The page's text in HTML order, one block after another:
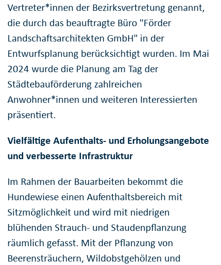
Vertreter*innen der Bezirksvertretung genannt,
die durch das beauftragte Büro "Förder
Landschaftsarchitekten GmbH" in der
Entwurfsplanung berücksichtigt wurden. Im Mai
2024 wurde die Planung am Tag der
Städtebauförderung zahlreichen
Anwohner*innen und weiteren Interessierten
präsentiert.
Vielfältige Aufenthalts- und Erholungsangebote
und verbesserte Infrastruktur
Im Rahmen der Bauarbeiten bekommt die
Hundewiese einen Aufenthaltsbereich mit
Sitzmöglichkeit und wird mit niedrigen
blühenden Strauch- und Staudenpflanzung
räumlich gefasst. Mit der Pflanzung von
Beerensträuchern, Wildobstgehölzen und